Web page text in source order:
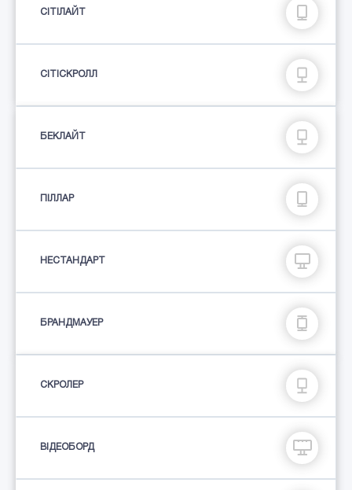
СIТIЛАЙТ
СІТІСКРОЛЛ
БЕКЛАЙТ
ПIЛЛАР
НЕСТАНДАРТ
БРАНДМАУЕР
СКРОЛЕР
ВІДЕОБОРД